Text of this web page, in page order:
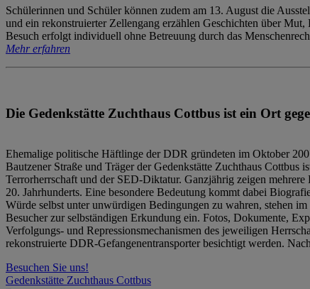
Schülerinnen und Schüler können zudem am 13. August die
und ein rekonstruierter Zellengang erzählen Geschichten über
Besuch erfolgt individuell ohne Betreuung durch das
Mehr erfahren
Die Gedenkstätte Zuchthaus Cottbus ist ein Ort
Ehemalige politische Häftlinge der DDR gründeten im Oktober
Bautzener Straße und Träger der Gedenkstätte Zuchthaus
Terrorherrschaft und der SED-Diktatur. Ganzjährig zeigen
20. Jahrhunderts. Eine besondere Bedeutung kommt dabei
Würde selbst unter unwürdigen Bedingungen zu wahren, stehen
Besucher zur selbständigen Erkundung ein. Fotos, Dokumente,
Verfolgungs- und Repressionsmechanismen des jeweiligen
rekonstruierte DDR-Gefangenentransporter besichtigt werden.
Besuchen Sie uns!
Gedenkstätte Zuchthaus Cottbus